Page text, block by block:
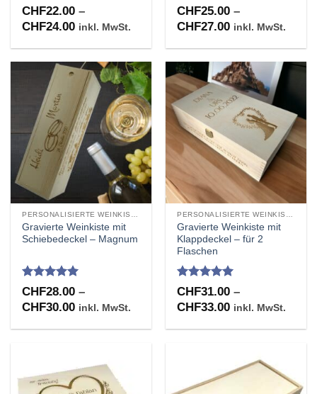
Bewertet
mit 4.88
von 5
CHF22.00 –
CHF24.00Preisspanne:
CHF24.00
inkl. MwSt.
Bewertet
mit 4.8
von 5
CHF25.00 –
CHF27.00Preisspanne:
CHF27.00
inkl. MwSt.
PERSONALISIERTE WEINKISTEN
Gravierte Weinkiste mit
Schiebedeckel – Magnum
Bewertet
mit 5von
5
CHF28.00 –
CHF30.00Preisspanne:
inkl. MwSt.
PERSONALISIERTE WEINKISTEN
Gravierte Weinkiste mit
Klappdeckel – für 2
Flaschen
Bewertet
mit 4.91
von 5
CHF31.00 –
CHF33.00Preisspanne:
inkl. MwSt.